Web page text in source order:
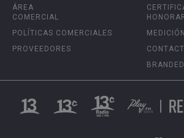
ÁREA
COMERCIAL
POLÍTICAS COMERCIALES
PROVEEDORES